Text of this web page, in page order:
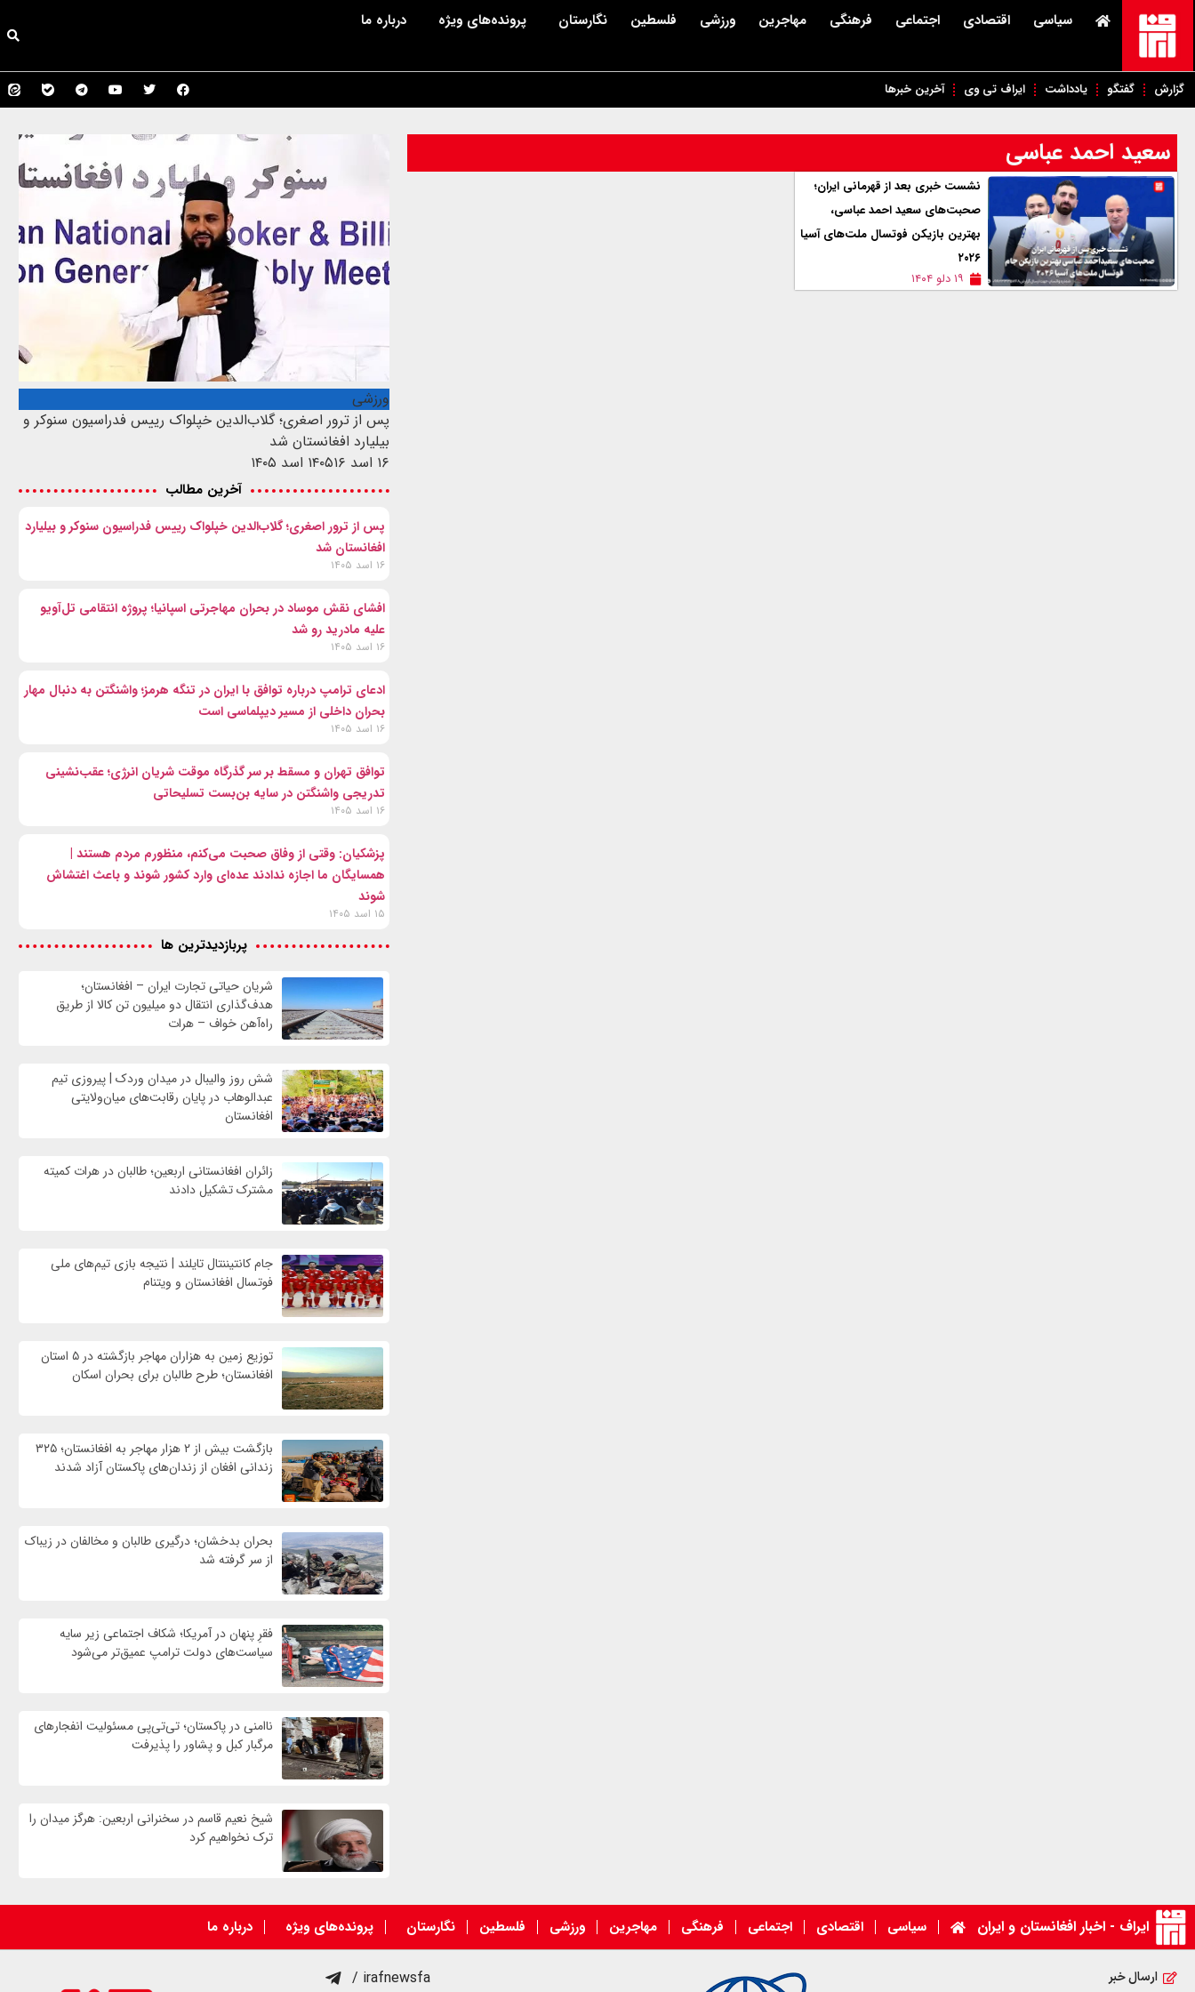
سیاسی اقتصادی اجتماعی فرهنگی مهاجرین ورزشی فلسطین نگارستان پرونده‌های ویژه درباره ما
گزارش گفتگو یادداشت ایراف تی وی آخرین خبرها
سعید احمد عباسی
نشست خبری بعد از قهرمانی ایران؛
صحبت‌های سعید‌ احمد عباسی،
بهترین بازیکن فوتسال ملت‌های آسیا
۲۰۲۶
۱۹ دلو ۱۴۰۴
ورزشی
پس از ترور اصغری؛ گلاب‌الدین خپلواک رییس فدراسیون سنوکر و
بیلیارد افغانستان شد
۱۶ اسد ۱۴۰۵
۱۶ اسد ۱۴۰۵
آخرین مطالب
پس از ترور اصغری؛ گلاب‌الدین خپلواک رییس فدراسیون سنوکر و بیلیارد
افغانستان شد
۱۶ اسد ۱۴۰۵
افشای نقش موساد در بحران مهاجرتی اسپانیا؛ پروژه انتقامی تل‌آویو
علیه مادرید رو شد
۱۶ اسد ۱۴۰۵
ادعای ترامپ درباره توافق با ایران در تنگه هرمز؛ واشنگتن به دنبال مهار
بحران داخلی از مسیر دیپلماسی است
۱۶ اسد ۱۴۰۵
توافق تهران و مسقط بر سر گذرگاه موقت شریان انرژی؛ عقب‌نشینی
تدریجی واشنگتن در سایه بن‌بست تسلیحاتی
۱۶ اسد ۱۴۰۵
پزشکیان: وقتی از وفاق صحبت می‌کنم، منظورم مردم هستند |
همسایگان ما اجازه ندادند عده‌ای وارد کشور شوند و باعث اغتشاش
شوند
۱۵ اسد ۱۴۰۵
پربازدیدترین ها
شریان حیاتی تجارت ایران – افغانستان؛
هدف‌گذاری انتقال دو میلیون تن کالا از طریق
راه‌آهن خواف – هرات
شش روز والیبال در میدان وردک | پیروزی تیم
عبدالوهاب در پایان رقابت‌های میان‌ولایتی
افغانستان
زائران افغانستانی اربعین؛ طالبان در هرات کمیته
مشترک تشکیل دادند
جام کانتیننتال تایلند | نتیجه بازی تیم‌های ملی
فوتسال افغانستان و ویتنام
توزیع زمین به هزاران مهاجر بازگشته در ۵ استان
افغانستان؛ طرح طالبان برای بحران اسکان
بازگشت بیش از ۲ هزار مهاجر به افغانستان؛ ۳۲۵
زندانی افغان از زندان‌های پاکستان آزاد شدند
بحران بدخشان؛ درگیری طالبان و مخالفان در زیباک
از سر گرفته شد
فقرِ پنهان در آمریکا؛ شکاف اجتماعی زیر سایه
سیاست‌های دولت ترامپ عمیق‌تر می‌شود
ناامنی در پاکستان؛ تی‌تی‌پی مسئولیت انفجارهای
مرگبار کبل و پشاور را پذیرفت
شیخ نعیم قاسم در سخنرانی اربعین: هرگز میدان را
ترک نخواهیم کرد
ایراف - اخبار افغانستان و ایران سیاسی اقتصادی اجتماعی فرهنگی مهاجرین ورزشی فلسطین نگارستان پرونده‌های ویژه درباره ما
ارسال خبر / irafnewsfa